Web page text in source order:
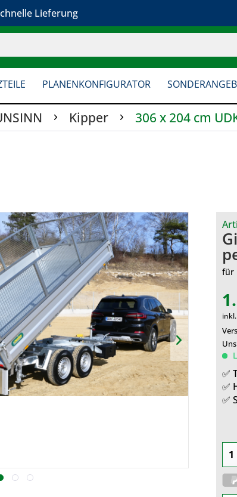
Lieferung
PLANENKONFIGURATOR
Kipper 306 x 204 cm
für
✅
✅
✅